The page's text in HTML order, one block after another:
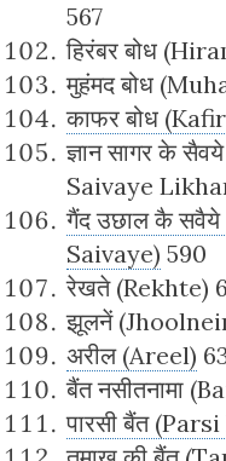
567
हिरंबर बोध
मुहंमद बोध
काफर बोध
ज्ञान सागर के
Saivaye
गैंद उछाल कै
Saivaye) 590
रेखते (Rekhte)
झूलनें
अरील (Areel)
बैंत नसीतनामा
पारसी बैंत